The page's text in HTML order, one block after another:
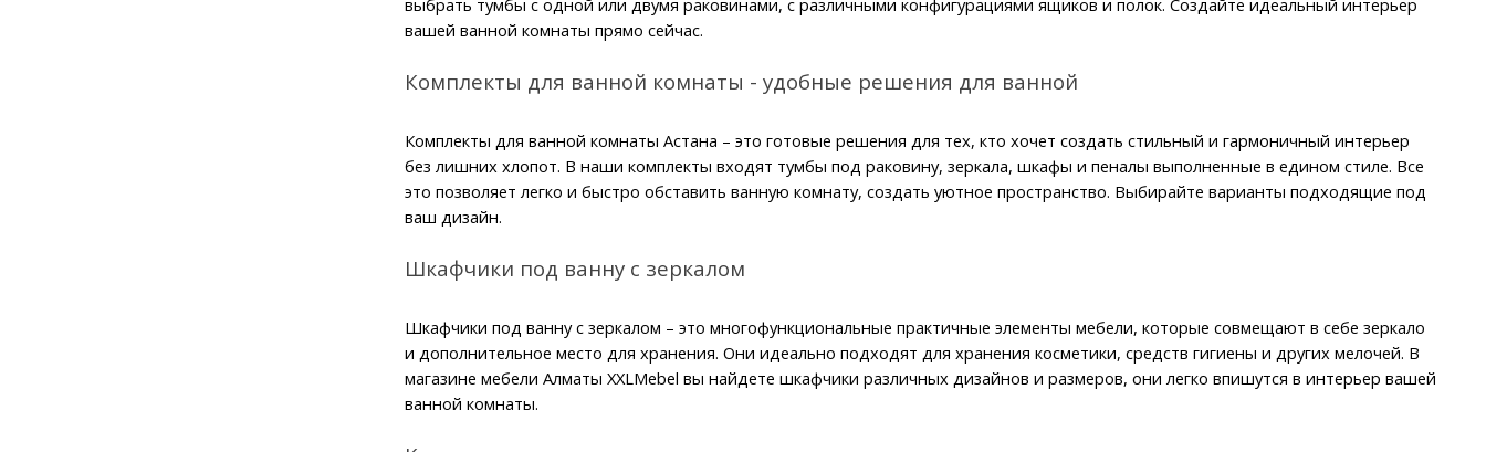
вашей ванной комнаты прямо сейчас.
Комплекты для ванной комнаты - удобные решения для ванной
Комплекты для ванной комнаты Астана – это готовые решения для тех, кто хочет создать стильный и гармоничный интерьер
без лишних хлопот. В наши комплекты входят тумбы под раковину, зеркала, шкафы и пеналы выполненные в едином стиле. Все
это позволяет легко и быстро обставить ванную комнату, создать уютное пространство. Выбирайте варианты подходящие под
ваш дизайн.
Шкафчики под ванну с зеркалом
Шкафчики под ванну с зеркалом – это многофункциональные практичные элементы мебели, которые совмещают в себе зеркало
и дополнительное место для хранения. Они идеально подходят для хранения косметики, средств гигиены и других мелочей. В
магазине мебели Алматы XXLMebel вы найдете шкафчики различных дизайнов и размеров, они легко впишутся в интерьер вашей
ванной комнаты.